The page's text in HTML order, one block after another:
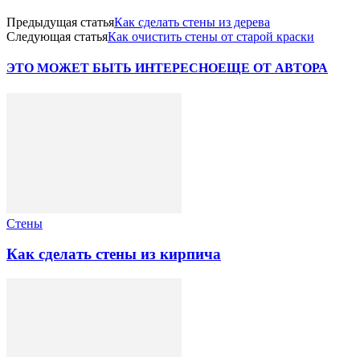
Предыдущая статьяКак сделать стены из дерева
Следующая статьяКак очистить стены от старой краски
ЭТО МОЖЕТ БЫТЬ ИНТЕРЕСНОЕЩЕ ОТ АВТОРА
Стены
Как сделать стены из кирпича